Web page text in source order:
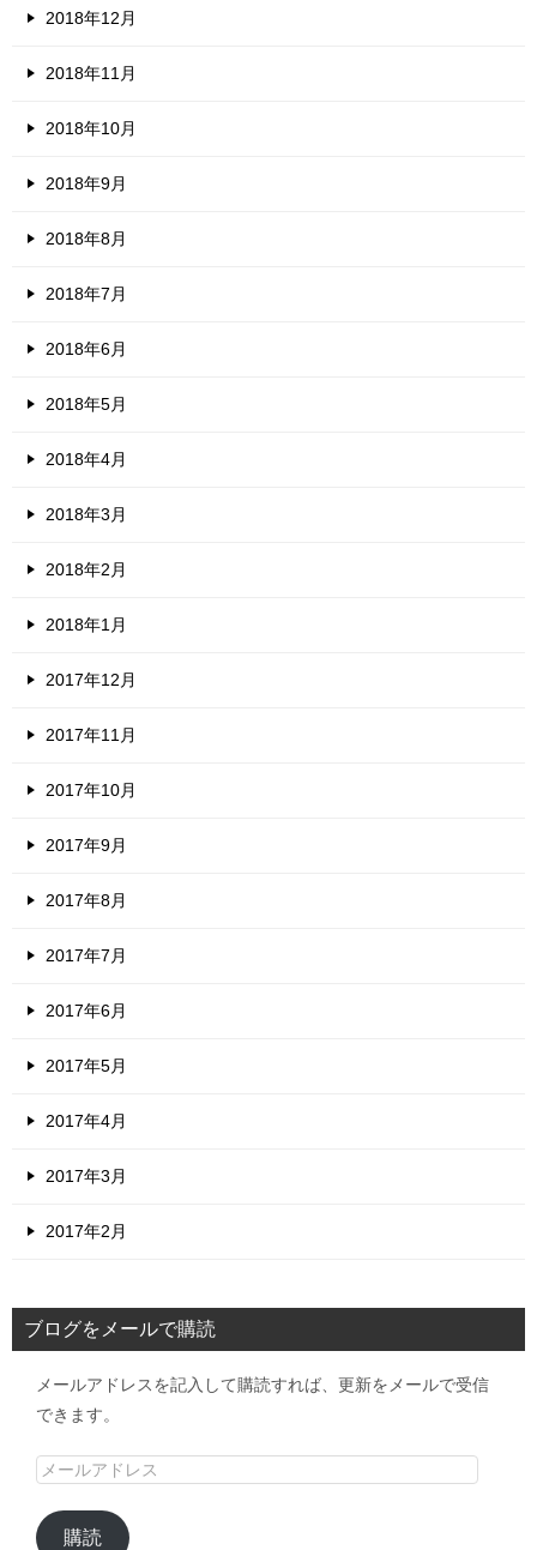
2018年12月
2018年11月
2018年10月
2018年9月
2018年8月
2018年7月
2018年6月
2018年5月
2018年4月
2018年3月
2018年2月
2018年1月
2017年12月
2017年11月
2017年10月
2017年9月
2017年8月
2017年7月
2017年6月
2017年5月
2017年4月
2017年3月
2017年2月
ブログをメールで購読
メールアドレスを記入して購読すれば、更新をメールで受信
できます。
メ
ル
購読